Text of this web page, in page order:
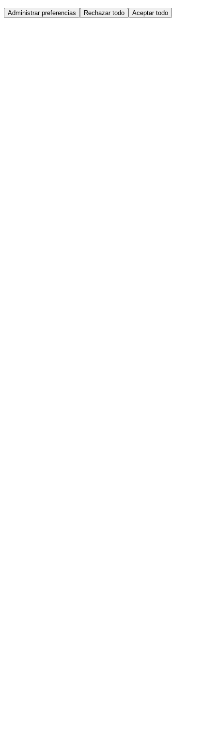
Administrar preferencias Rechazar todo Aceptar todo